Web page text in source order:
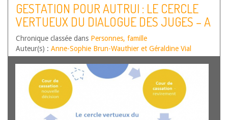
GESTATION POUR AUTRUI : LE CERCLE
VERTUEUX DU DIALOGUE DES JUGES – A
PROPOS DE L’AVIS CONSULTATIF DE LA
COUREDH DU 10 AVRIL 2019
Chronique classée dans Personnes, famille
Auteur(s) : Anne-Sophie Brun-Wauthier et Géraldine Vial